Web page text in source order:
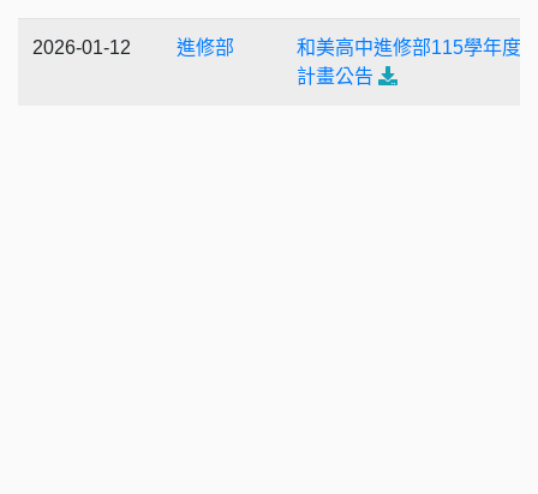
2026-01-12 進修部
和美高中進修部115學年度
計畫公告